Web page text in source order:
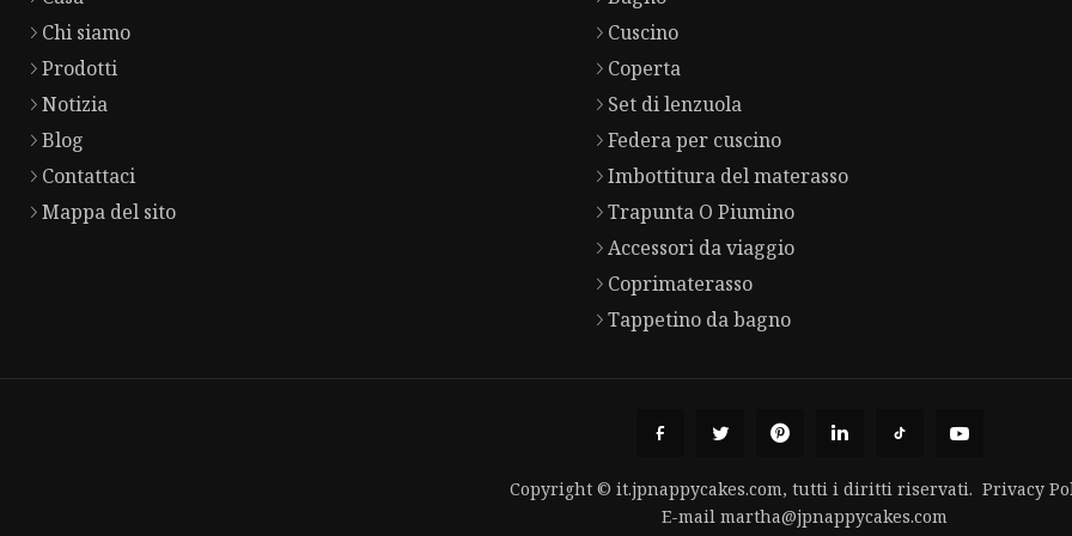
Chi siamo
Prodotti
Notizia
Blog
Contattaci
Mappa del sito
Cuscino
Coperta
Set di lenzuola
Federa per cuscino
Imbottitura del materasso
Trapunta O Piumino
Accessori da viaggio
Coprimaterasso
Tappetino da bagno
Copyright © it.jpnappycakes.com, tutti i diritti riservati. Privacy
E-mail martha@jpnappycakes.com